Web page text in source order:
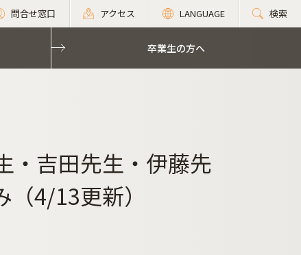
問合せ窓口 アクセス LANGUAGE 検索
卒業生の方へ
・吉田先生・伊藤先
4/13更新）